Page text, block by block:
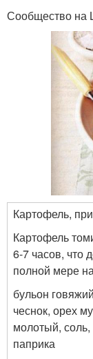
Сообщество на
Картофель,
Картофель
6-7 часов, что
полной мере
бульон
чеснок, орех
молотый,
паприка